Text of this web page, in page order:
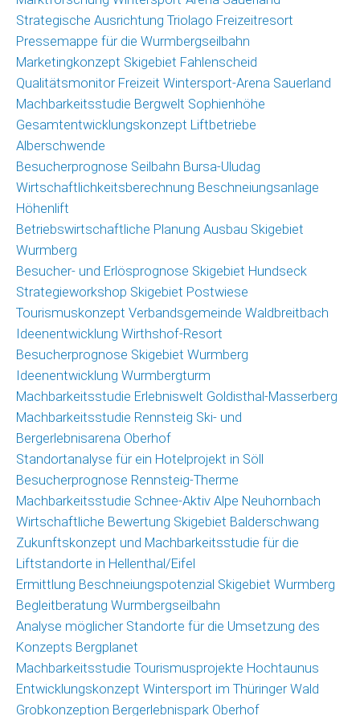
Strategische Ausrichtung Triolago Freizeitresort
Pressemappe für die Wurmbergseilbahn
Marketingkonzept Skigebiet Fahlenscheid
Qualitätsmonitor Freizeit Wintersport-Arena Sauerland
Machbarkeitsstudie Bergwelt Sophienhöhe
Gesamtentwicklungskonzept Liftbetriebe
Alberschwende
Besucherprognose Seilbahn Bursa-Uludag
Wirtschaftlichkeitsberechnung Beschneiungsanlage
Höhenlift
Betriebswirtschaftliche Planung Ausbau Skigebiet
Wurmberg
Besucher- und Erlösprognose Skigebiet Hundseck
Strategieworkshop Skigebiet Postwiese
Tourismuskonzept Verbandsgemeinde Waldbreitbach
Ideenentwicklung Wirthshof-Resort
Besucherprognose Skigebiet Wurmberg
Ideenentwicklung Wurmbergturm
Machbarkeitsstudie Erlebniswelt Goldisthal-Masserberg
Machbarkeitsstudie Rennsteig Ski- und
Bergerlebnisarena Oberhof
Standortanalyse für ein Hotelprojekt in Söll
Besucherprognose Rennsteig-Therme
Machbarkeitsstudie Schnee-Aktiv Alpe Neuhornbach
Wirtschaftliche Bewertung Skigebiet Balderschwang
Zukunftskonzept und Machbarkeitsstudie für die
Liftstandorte in Hellenthal/Eifel
Ermittlung Beschneiungspotenzial Skigebiet Wurmberg
Begleitberatung Wurmbergseilbahn
Analyse möglicher Standorte für die Umsetzung des
Konzepts Bergplanet
Machbarkeitsstudie Tourismusprojekte Hochtaunus
Entwicklungskonzept Wintersport im Thüringer Wald
Grobkonzeption Bergerlebnispark Oberhof